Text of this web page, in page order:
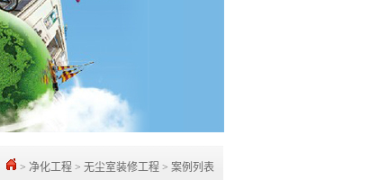
> 净化工程 > 无尘室装修工程 > 案例列表